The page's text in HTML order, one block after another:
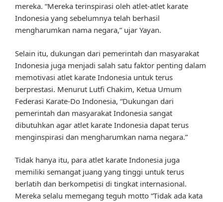
mereka. “Mereka terinspirasi oleh atlet-atlet karate
Indonesia yang sebelumnya telah berhasil
mengharumkan nama negara,” ujar Yayan.
Selain itu, dukungan dari pemerintah dan masyarakat
Indonesia juga menjadi salah satu faktor penting dalam
memotivasi atlet karate Indonesia untuk terus
berprestasi. Menurut Lutfi Chakim, Ketua Umum
Federasi Karate-Do Indonesia, “Dukungan dari
pemerintah dan masyarakat Indonesia sangat
dibutuhkan agar atlet karate Indonesia dapat terus
menginspirasi dan mengharumkan nama negara.”
Tidak hanya itu, para atlet karate Indonesia juga
memiliki semangat juang yang tinggi untuk terus
berlatih dan berkompetisi di tingkat internasional.
Mereka selalu memegang teguh motto “Tidak ada kata